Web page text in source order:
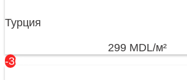
Турция
299 MDL/м²
-36%